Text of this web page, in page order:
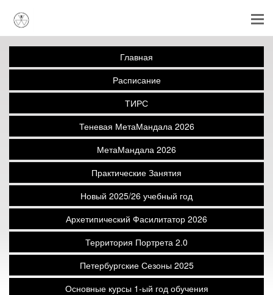
Главная
Расписание
ТИРС
Теневая МетаМандала 2026
МетаМандала 2026
Практические Занятия
Новый 2025/26 учебный год
Архетипический Фасилитатор 2026
Территория Портрета 2.0
Петербургские Сезоны 2025
Основные курсы 1-ый год обучения